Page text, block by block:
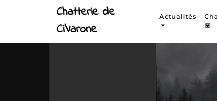
Chatterie de
Ci'Varone
Actualités
💟